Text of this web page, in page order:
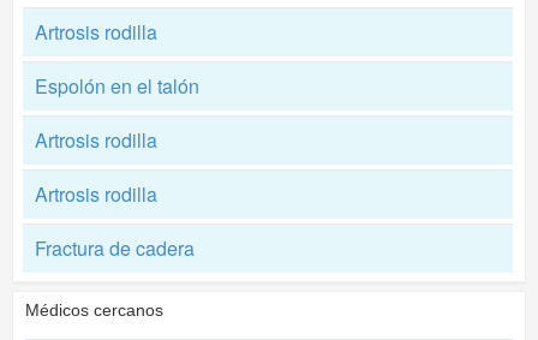
Artrosis rodilla
Espolón en el talón
Artrosis rodilla
Artrosis rodilla
Fractura de cadera
Médicos cercanos